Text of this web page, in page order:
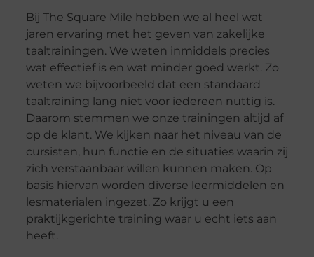
Bij The Square Mile hebben we al heel wat
jaren ervaring met het geven van zakelijke
taaltrainingen. We weten inmiddels precies
wat effectief is en wat minder goed werkt. Zo
weten we bijvoorbeeld dat een standaard
taaltraining lang niet voor iedereen nuttig is.
Daarom stemmen we onze trainingen altijd af
op de klant. We kijken naar het niveau van de
cursisten, hun functie en de situaties waarin zij
zich verstaanbaar willen kunnen maken. Op
basis hiervan worden diverse leermiddelen en
lesmaterialen ingezet. Zo krijgt u een
praktijkgerichte training waar u echt iets aan
heeft.